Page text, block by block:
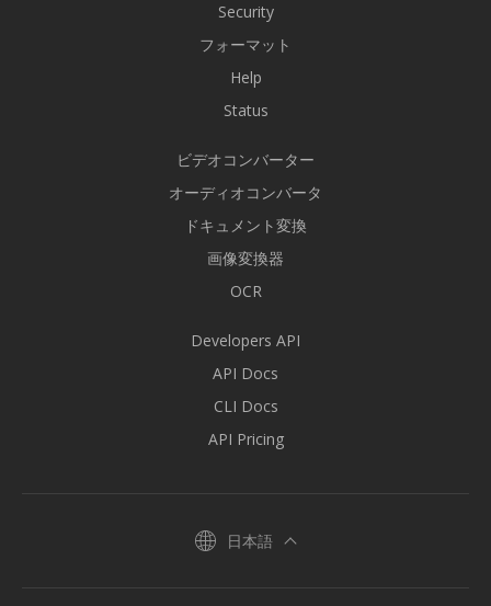
Security
フォーマット
Help
Status
ビデオコンバーター
オーディオコンバータ
ドキュメント変換
画像変換器
OCR
Developers API
API Docs
CLI Docs
API Pricing
日本語